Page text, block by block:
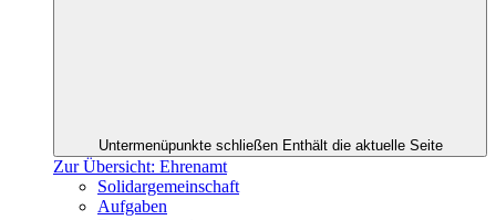
Untermenüpunkte schließen Enthält die aktuelle Seite
Zur Übersicht: Ehrenamt
Solidargemeinschaft
Aufgaben